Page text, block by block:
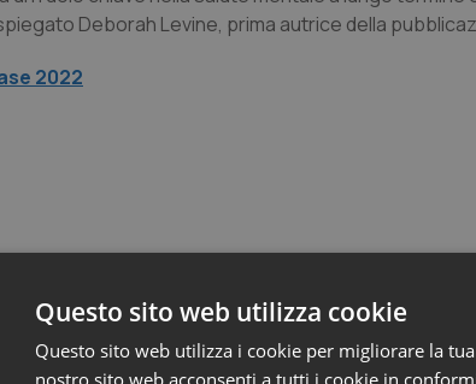
Deborah Levine, prima autrice della
2022
Scienza e Farmaci
Questo sito web utilizza cookie
Questo sito web utilizza i cookie per migliorare la
nostro sito web acconsenti a tutti i cookie in